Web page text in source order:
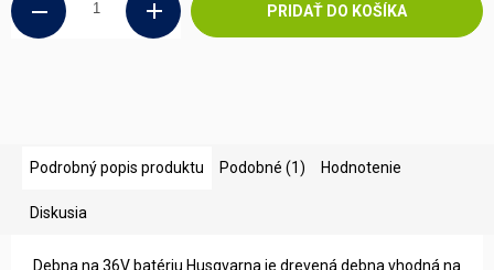
PRIDAŤ DO KOŠÍKA
Podrobný popis produktu Podobné (1) Hodnotenie
Diskusia
Debna na 36V batériu Husqvarna je drevená debna vhodná na